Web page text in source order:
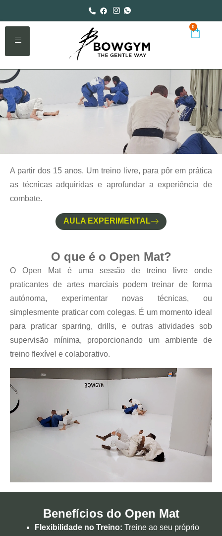
0
A partir dos 15 anos. Um treino livre, para pôr em prática
as técnicas adquiridas e aprofundar a experiência de
combate.
AULA EXPERIMENTAL
O que é o Open Mat?
O Open Mat é uma sessão de treino livre onde
praticantes de artes marciais podem treinar de forma
autónoma, experimentar novas técnicas, ou
simplesmente praticar com colegas. É um momento ideal
para praticar sparring, drills, e outras atividades sob
supervisão mínima, proporcionando um ambiente de
treino flexível e colaborativo.
Benefícios do Open Mat
Flexibilidade no Treino: Treine ao seu próprio